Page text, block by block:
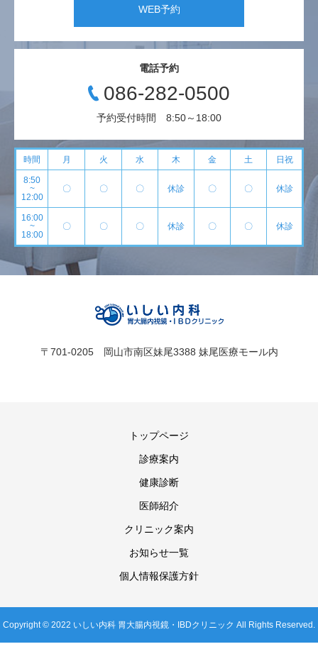
WEB予約
電話予約
086-282-0500
予約受付時間 8:50～18:00
時間 月 火 水 木 金 土 日祝
8:50
~
12:00
〇 〇 〇 休診 〇 〇 休診
16:00
~
18:00
〇 〇 〇 休診 〇 〇 休診
〒701-0205 岡山市南区妹尾3388 妹尾医療モール内
トップページ
診療案内
健康診断
医師紹介
クリニック案内
お知らせ一覧
個人情報保護方針
Copyright © 2022 いしい内科 胃大腸内視鏡・IBDクリニック All Rights Reserved.